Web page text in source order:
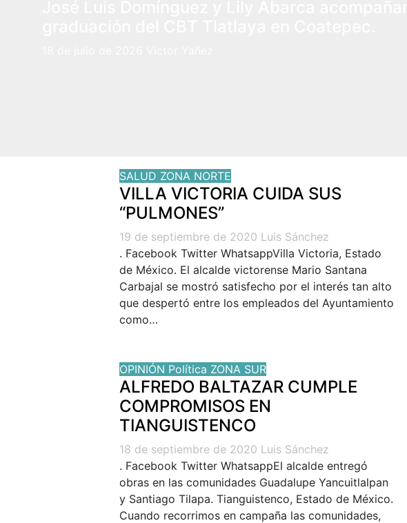
SALUD ZONA NORTE
VILLA VICTORIA CUIDA SUS
“PULMONES”
19 de septiembre de 2020 Luis Sánchez
. Facebook Twitter WhatsappVilla Victoria, Estado
de México. El alcalde victorense Mario Santana
Carbajal se mostró satisfecho por el interés tan alto
que despertó entre los empleados del Ayuntamiento
como…
OPINIÓN Política ZONA SUR
ALFREDO BALTAZAR CUMPLE
COMPROMISOS EN
TIANGUISTENCO
18 de septiembre de 2020 Luis Sánchez
. Facebook Twitter WhatsappEl alcalde entregó
obras en las comunidades Guadalupe Yancuitlalpan
y Santiago Tilapa. Tianguistenco, Estado de México.
Cuando recorrimos en campaña las comunidades,